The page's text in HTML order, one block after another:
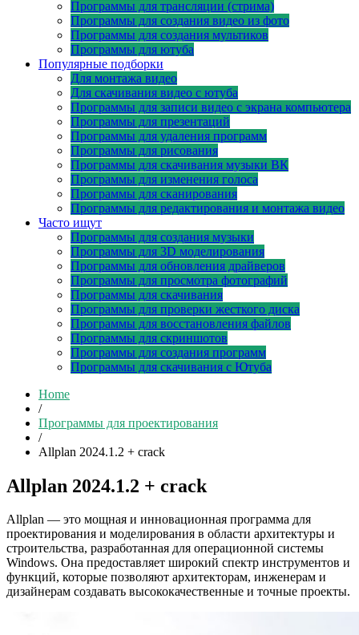
Программы для трансляции (стрима)
Программы для создания видео из фото
Программы для создания мультиков
Программы для ютуба
Популярные подборки
Для монтажа видео
Для скачивания видео с ютуба
Программы для записи видео с экрана компьютера
Программы для презентаций
Программы для удаления программ
Программы для рисования
Программы для скачивания музыки ВК
Программы для изменения голоса
Программы для сканирования
Программы для редактирования и монтажа видео
Часто ищут
Программы для создания музыки
Программы для 3D моделирования
Программы для обновления драйверов
Программы для просмотра фотографий
Программы для скачивания
Программы для проверки жесткого диска
Программы для восстановления файлов
Программы для скриншотов
Программы для создания программ
Программы для скачивания с Ютуба
Home
/
Программы для проектирования
/
Allplan 2024.1.2 + crack
Allplan 2024.1.2 + crack
Allplan — это мощная и инновационная программа для
проектирования и моделирования в области архитектуры и
строительства, разработанная для операционной системы
Windows. Она предоставляет широкий спектр инструментов и
функций, которые позволяют архитекторам, инженерам и
дизайнерам создавать высококачественные и точные проекты.